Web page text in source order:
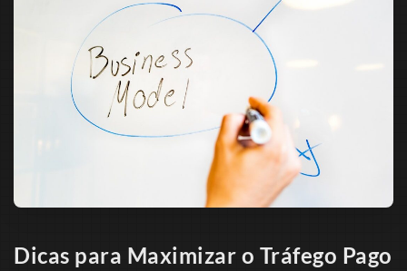
Dicas para Maximizar o Tráfego Pago